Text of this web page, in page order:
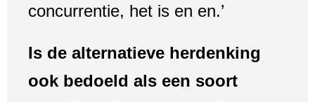
concurrentie, het is en en.’
Is de alternatieve herdenking
ook bedoeld als een soort